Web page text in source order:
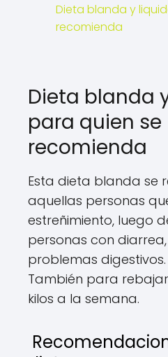
Dieta blanda y
recomienda
Dieta blanda
para quien se
recomienda
Esta dieta blanda se
aquellas personas
estreñimiento, luego
personas con
problemas
También para
kilos a la semana.